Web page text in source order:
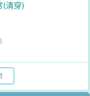
(清穿)